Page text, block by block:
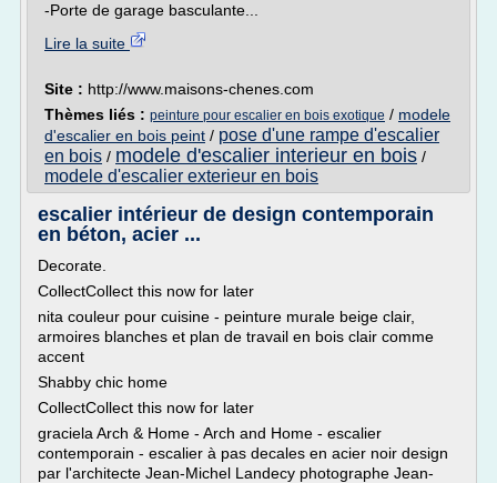
-Porte de garage basculante...
Lire la suite
Site : http://www.maisons-chenes.com
Thèmes liés : peinture pour escalier en bois exotique / modele
d'escalier en bois peint / pose d'une rampe d'escalier
en bois / modele d'escalier interieur en bois /
modele d'escalier exterieur en bois
escalier intérieur de design contemporain
en béton, acier ...
Decorate.
CollectCollect this now for later
nita couleur pour cuisine - peinture murale beige clair,
armoires blanches et plan de travail en bois clair comme
accent
Shabby chic home
CollectCollect this now for later
graciela Arch & Home - Arch and Home - escalier
contemporain - escalier à pas decales en acier noir design
par l'architecte Jean-Michel Landecy photographe Jean-